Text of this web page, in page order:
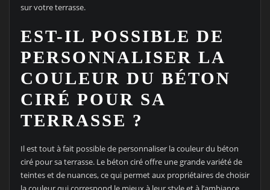
sur votre terrasse.
EST-IL POSSIBLE DE
PERSONNALISER LA
COULEUR DU BÉTON
CIRÉ POUR SA
TERRASSE ?
Il est tout à fait possible de personnaliser la couleur du béton
ciré pour sa terrasse. Le béton ciré offre une grande variété de
teintes et de nuances, ce qui permet aux propriétaires de choisir